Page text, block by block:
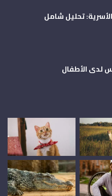
الأسرية: تحليل شامل
لدى الأطفال